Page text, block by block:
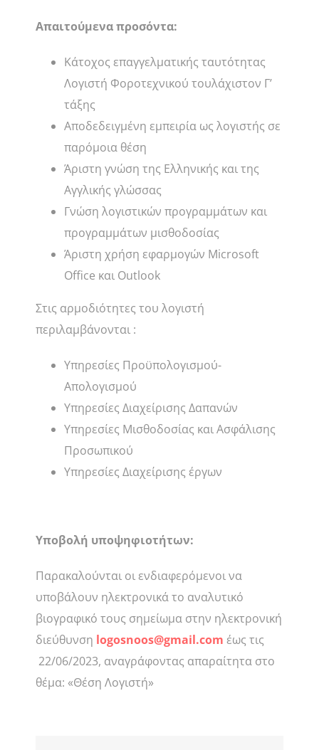
Απαιτούμενα προσόντα:
Kάτοχος επαγγελματικής ταυτότητας
Λογιστή Φοροτεχνικού τουλάχιστον Γ’
τάξης
Αποδεδειγμένη εμπειρία ως λογιστής σε
παρόμοια θέση
Άριστη γνώση της Ελληνικής και της
Αγγλικής γλώσσας
Γνώση λογιστικών προγραμμάτων και
προγραμμάτων μισθοδοσίας
Άριστη χρήση εφαρμογών Microsoft
Office και Outlook
Στις αρμοδιότητες του λογιστή
περιλαμβάνονται :
Υπηρεσίες Προϋπολογισμού-
Απολογισμού
Υπηρεσίες Διαχείρισης Δαπανών
Υπηρεσίες Μισθοδοσίας και Ασφάλισης
Προσωπικού
Υπηρεσίες Διαχείρισης έργων
Υποβολή υποψηφιοτήτων:
Παρακαλούνται οι ενδιαφερόμενοι να
υποβάλουν ηλεκτρονικά το αναλυτικό
βιογραφικό τους σημείωμα στην ηλεκτρονική
διεύθυνση logosnoos@gmail.com έως τις
22/06/2023, αναγράφοντας απαραίτητα στο
θέμα: «Θέση Λογιστή»